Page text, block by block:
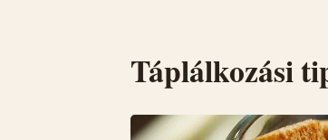
Táplálkozási